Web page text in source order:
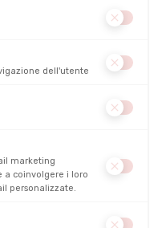
ultra-tecnici per una
intralcio respiratorio.
ottimizzare il tempo
sostegno senza punti di
per preservare le